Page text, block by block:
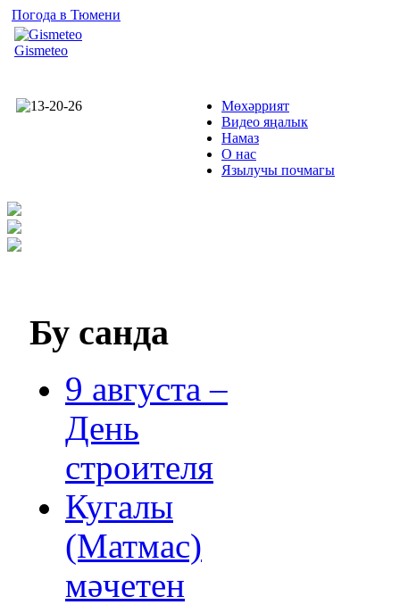
Погода в Тюмени
Gismeteo
Мөхәррият
Видео яңалык
Намаз
О нас
Язылучы почмагы
Бу санда
9 августа –
День
строителя
Кугалы
(Матмас)
мәчетен